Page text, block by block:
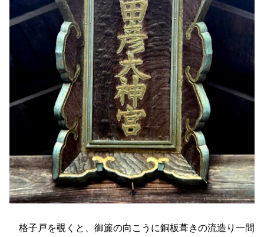
格子戸を覗くと、御簾の向こうに銅板葺きの流造り一間